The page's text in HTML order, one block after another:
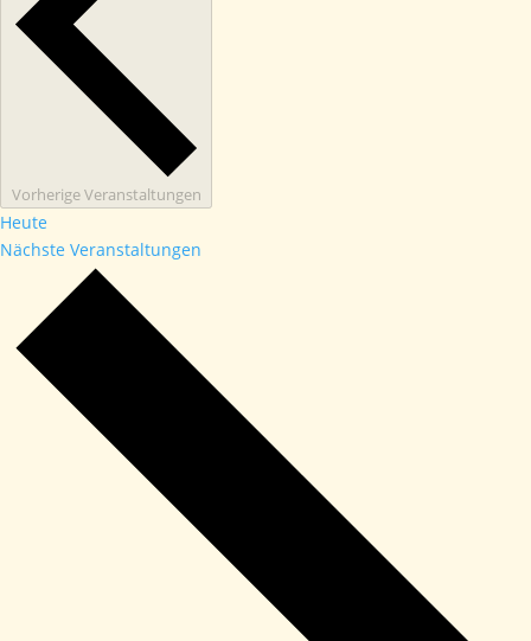
VorherigeVeranstaltungen
Heute
Nächste Veranstaltungen